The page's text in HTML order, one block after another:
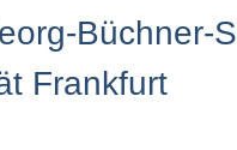
Büchner-
Frankfurt